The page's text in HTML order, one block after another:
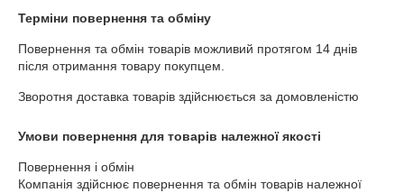
Терміни повернення та обміну
Повернення та обмін товарів можливий протягом 14 днів
після отримання товару покупцем.
Зворотня доставка товарів здійснюється за домовленістю
Умови повернення для товарів належної якості
Повернення і обмін
Компанія здійснює повернення та обмін товарів належної